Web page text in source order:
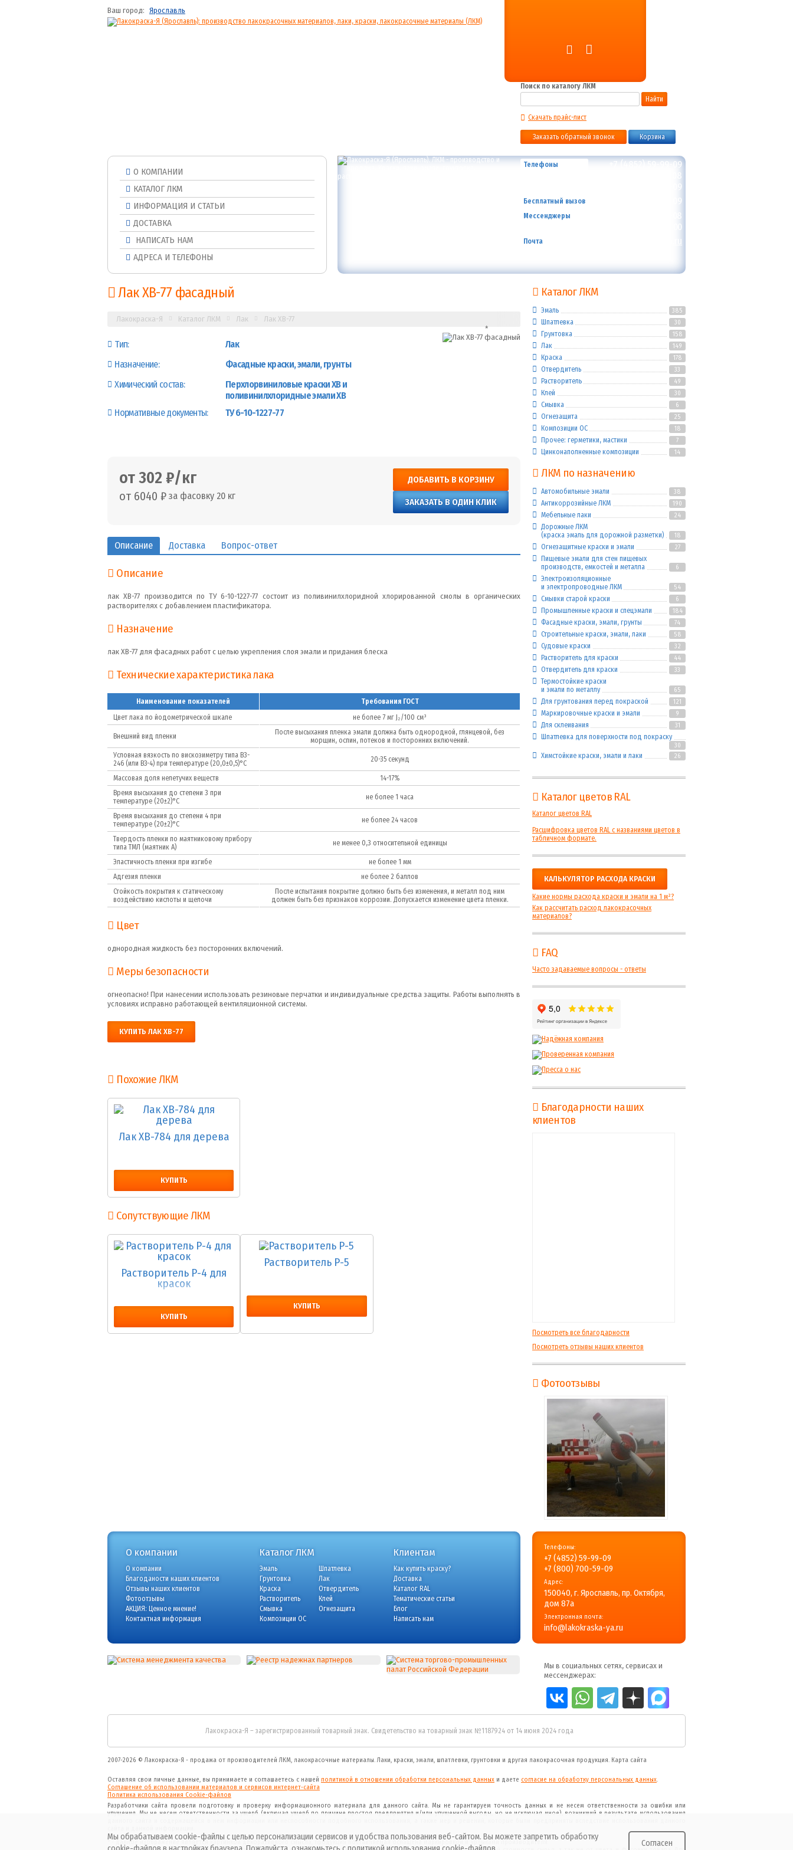
Ваш город: Ярославль
Поиск по каталогу ЛКМ
Найти
Скачать прайс-лист
Заказать обратный звонок Корзина
О КОМПАНИИ
КАТАЛОГ ЛКМ
ИНФОРМАЦИЯ И СТАТЬИ
ДОСТАВКА
НАПИСАТЬ НАМ
АДРЕСА И ТЕЛЕФОНЫ
Телефоны
+7 (4852) 59-99-09
+7 (4852) 59-99-08
+7 (4852) 33-59-09
Бесплатный вызов 8-800-700-59-09
Мессенджеры
+7 (910) 973-59-08
+7 (910) 973-01-00
Почта info@lakokraska-ya.ru
Лак ХВ-77 фасадный
Лакокраска-Я Каталог ЛКМ Лак Лак ХВ-77
Тип:
Лак
Назначение:
Фасадные краски, эмали, грунты
Химический состав:
Перхлорвиниловые краски ХВ и
поливинилхлоридные эмали ХВ
Нормативные документы:
ТУ 6-10-1227-77
от 302 ₽/кг
от 6040 ₽ за фасовку 20 кг
ДОБАВИТЬ В КОРЗИНУ
ЗАКАЗАТЬ В ОДИН КЛИК
Описание Доставка Вопрос-ответ
Описание
лак ХВ-77 производится по ТУ 6-10-1227-77 состоит из поливинилхлоридной хлорированной смолы в органических
растворителях с добавлением пластификатора.
Назначение
лак ХВ-77 для фасадных работ с целью укрепления слоя эмали и придания блеска
Технические характеристика лака
Наименование показателей
Требования ГОСТ
Цвет лака по йодометрической шкале
не более 7 мг J₂/100 см³
Внешний вид пленки
После высыхания пленка эмали должна быть однородной, глянцевой, без
морщин, оспин, потеков и посторонних включений.
Условная вязкость по вискозиметру типа В3-
246 (или ВЗ-4) при температуре (20,0±0,5)°С
20-35 секунд
Массовая доля нелетучих веществ
14-17%
Время высыхания до степени 3 при
температуре (20±2)°С
не более 1 часа
Время высыхания до степени 4 при
температуре (20±2)°С
не более 24 часов
Твердость пленки по маятниковому прибору
типа ТМЛ (маятник А)
не менее 0,3 относительной единицы
Эластичность пленки при изгибе
не более 1 мм
Адгезия пленки
не более 2 баллов
Стойкость покрытия к статическому
воздействию кислоты и щелочи
После испытания покрытие должно быть без изменения, и металл под ним
должен быть без признаков коррозии. Допускается изменение цвета пленки.
Цвет
однородная жидкость без посторонних включений.
Меры безопасности
огнеопасно! При нанесении использовать резиновые перчатки и индивидуальные средства защиты. Работы выполнять в
условиях исправно работающей вентиляционной системы.
КУПИТЬ ЛАК ХВ-77
Похожие ЛКМ
Лак ХВ-784 для дерева
КУПИТЬ
Сопутствующие ЛКМ
Растворитель Р-4 для
красок
КУПИТЬ
Растворитель Р-5
КУПИТЬ
Каталог ЛКМ
Эмаль 385
Шпатлевка 30
Грунтовка 158
Лак 149
Краска 178
Отвердитель 33
Растворитель 49
Клей 30
Смывка 6
Огнезащита 25
Композиции ОС 18
Прочее: герметики, мастики 7
Цинконаполненные композиции 14
ЛКМ по назначению
Автомобильные эмали 38
Антикоррозийные ЛКМ 190
Мебельные лаки 24
Дорожные ЛКМ
(краска эмаль для дорожной разметки)
18
Огнезащитные краски и эмали 27
Пищевые эмали для стен пищевых
производств, емкостей и металла
6
Электроизоляционные
и электропроводные ЛКМ
54
Смывки старой краски 6
Промышленные краски и спецэмали 184
Фасадные краски, эмали, грунты 74
Строительные краски, эмали, лаки 58
Судовые краски 32
Растворитель для краски 44
Отвердитель для краски 33
Термостойкие краски
и эмали по металлу
65
Для грунтования перед покраской 121
Маркировочные краски и эмали 9
Для склеивания 31
Шпатлевка для поверхности под покраску
30
Химстойкие краски, эмали и лаки 26
Каталог цветов RAL
Каталог цветов RAL
Расшифровка цветов RAL с названиями цветов в
табличном формате.
КАЛЬКУЛЯТОР РАСХОДА КРАСКИ
Какие нормы расхода краски и эмали на 1 м²?
Как рассчитать расход лакокрасочных
материалов?
FAQ
Часто задаваемые вопросы - ответы
Благодарности наших
клиентов
Посмотреть все благодарности
Посмотреть отзывы наших клиентов
Фотоотзывы
О компании
О компании
Благоданости наших клиентов
Отзывы наших клиентов
Фотоотзывы
АКЦИЯ: Ценное мнение!
Контактная информация
Каталог ЛКМ
Эмаль
Шпатлевка
Грунтовка
Лак
Краска
Отвердитель
Растворитель
Клей
Смывка
Огнезащита
Композиции ОС
Клиентам
Как купить краску?
Доставка
Каталог RAL
Тематические статьи
Блог
Написать нам
Телефоны:
+7 (4852) 59-99-09
+7 (800) 700-59-09
Адрес:
150040, г. Ярославль, пр. Октября,
дом 87a
Электронная почта:
info@lakokraska-ya.ru
Мы в социальных сетях, сервисах и
мессенджерах:
Лакокраска-Я – зарегистрированный товарный знак. Свидетельство на товарный знак №1187924 от 14 июня 2024 года
2007-2026 © Лакокраска-Я - продажа от производителей ЛКМ, лакокрасочные материалы. Лаки, краски, эмали, шпатлевки, грунтовки и другая лакокрасочная продукция. Карта сайта
Оставляя свои личные данные, вы принимаете и соглашаетесь с нашей политикой в отношении обработки персональных данных и даете cогласие на обработку персональных данных.
Соглашение об использовании материалов и сервисов интернет-сайта
Политика использования Cookie-файлов
Разработчики сайта провели подготовку и проверку информационного материала для данного сайта. Мы не гарантируем точность данных и не несем ответственности за ошибки или
упущения. Мы не несем ответственности за ущерб (включая ущерб по причине простоя предприятия и/или упущенной выгоды, но не исключая иное), возникший в результате использования
* - данное изображение является картинкой декоративного смысла, продукция поставляемая оснащена маркировкой и ярлыками производителя
Мы обрабатываем cookie-файлы с целью персонализации сервисов и удобства пользования веб-сайтом. Вы можете запретить обработку
Согласен